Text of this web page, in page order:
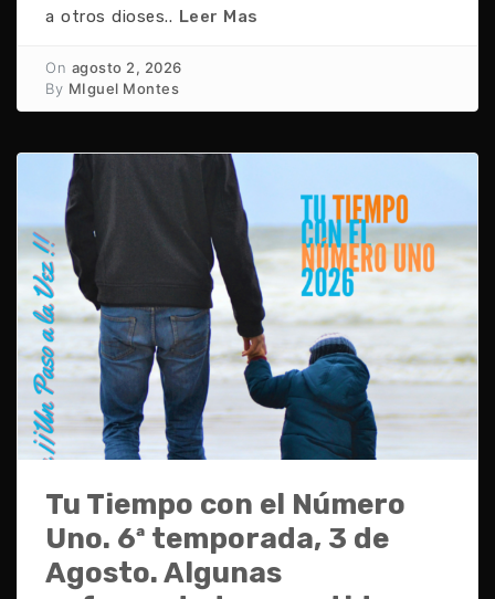
a otros dioses.. Leer Mas
On agosto 2, 2026
By MIguel Montes
Tu Tiempo con el Número
Uno. 6ª temporada, 3 de
Agosto. Algunas